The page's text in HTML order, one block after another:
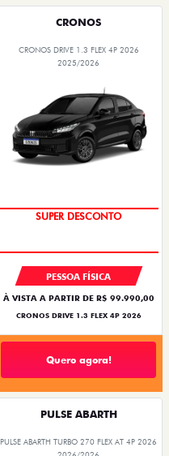
CRONOS
CRONOS DRIVE 1.3 FLEX 4P 2026
2025/2026
SUPER DESCONTO
BÔNUS DE ATÉ R$ 14 MIL
PESSOA FÍSICA
À VISTA A PARTIR DE R$ 99.990,00
CRONOS DRIVE 1.3 FLEX 4P 2026
Quero agora!
PULSE ABARTH
PULSE ABARTH TURBO 270 FLEX AT 4P 2026